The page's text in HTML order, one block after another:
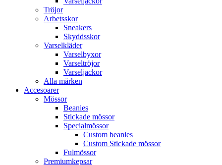
Tröjor
Arbetsskor
Sneakers
Skyddsskor
Varselkläder
Varselbyxor
Varseltröjor
Varseljackor
Alla märken
Accesoarer
Mössor
Beanies
Stickade mössor
Specialmössor
Custom beanies
Custom Stickade mössor
Fulmössor
Premiumkepsar